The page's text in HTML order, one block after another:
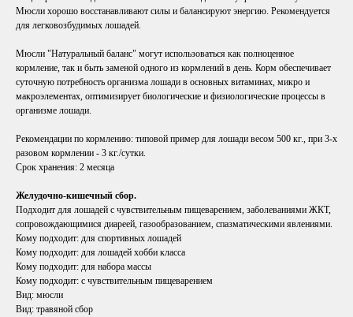
Мюсли хорошо восстанавливают силы и балансируют энергию. Рекомендуется
для легковозбудимых лошадей.
Мюсли "Натуральный баланс" могут использоваться как полноценное
кормление, так и быть заменой одного из кормлений в день. Корм обеспечивает
суточную потребность организма лошади в основных витаминах, микро и
макроэлементах, оптимизирует биологические и физиологические процессы в
организме лошади.
Рекомендации по кормлению: типовой пример для лошади весом 500 кг., при 3-х
разовом кормлении - 3 кг./сутки.
Срок хранения: 2 месяца
Желудочно-кишечный сбор.
Подходит для лошадей с чувствительным пищеварением, заболеваниями ЖКТ,
сопровождающимися диареей, газообразованием, спазматическими явлениями.
Кому подходит: для спортивных лошадей
Кому подходит: для лошадей хобби класса
Кому подходит: для набора массы
Кому подходит: с чувствительным пищеварением
Вид: мюсли
Вид: травяной сбор